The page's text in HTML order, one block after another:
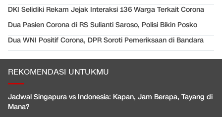
DKI Selidiki Rekam Jejak Interaksi 136 Warga Terkait Corona
Dua Pasien Corona di RS Sulianti Saroso, Polisi Bikin Posko
Dua WNI Positif Corona, DPR Soroti Pemeriksaan di Bandara
REKOMENDASI UNTUKMU
Jadwal Singapura vs Indonesia: Kapan, Jam Berapa, Tayang di
Mana?